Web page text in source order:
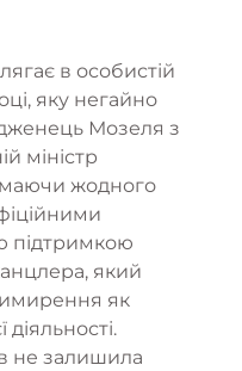
в особистій
яку негайно
Мозеля з
міністр
жодного
підтримкою
який
як
не залишила